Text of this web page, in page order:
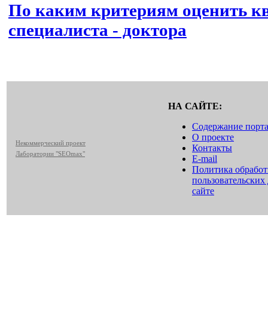
По каким критериям оценить
специалиста - доктора
Некоммерческий проект
Лаборатории "SEOmax"
НА САЙТЕ:
Содержание
О проекте
Контакты
E-mail
Политика
сайте